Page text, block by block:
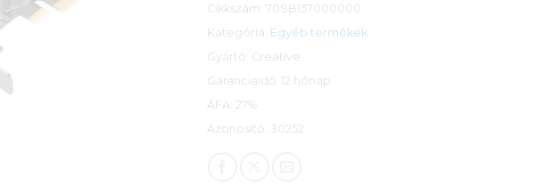
Cikkszám: 70SB157000000
Kategória: Egyéb termékek
Gyártó: Creative
Garanciaidő: 12 hónap
ÁFA: 27%
Azonosító: 30252